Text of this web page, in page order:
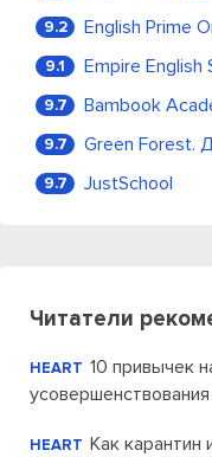
9.2 English Prime
9.1 Empire English
9.7 Bambook
9.7
9.7 JustSchool
Читатели
HEART 10 привычек
усовершенствования
HEART Как карантин